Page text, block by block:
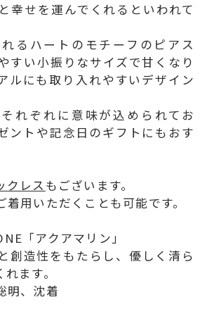
幸せを運んでくれるといわれて
るハートのモチーフのピアス
すい小振りなサイズで甘くなり
ルにも取り入れやすいデザイン
れぞれに意味が込められてお
ントや記念日のギフトにもおす
クレス もございます。
用いただくことも可能です。
「アクアマリン」
創造性をもたらし、優しく清ら
ます。
明、沈着